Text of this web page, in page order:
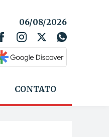
06/08/2026
CONTATO